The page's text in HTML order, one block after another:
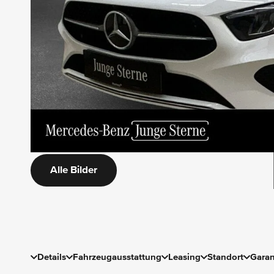
Alle Bilder
Details Fahrzeugausstattung Leasing Standort